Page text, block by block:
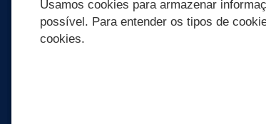
Usamos cookies para armazenar
possível. Para entender os tipos de
cookies.